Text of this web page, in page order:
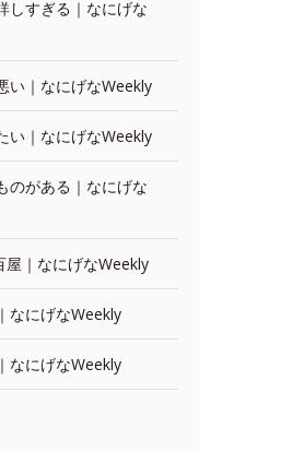
しすぎる｜なにげな
い｜なにげなWeekly
い｜なにげなWeekly
のがある｜なにげな
屋｜なにげなWeekly
なにげなWeekly
なにげなWeekly